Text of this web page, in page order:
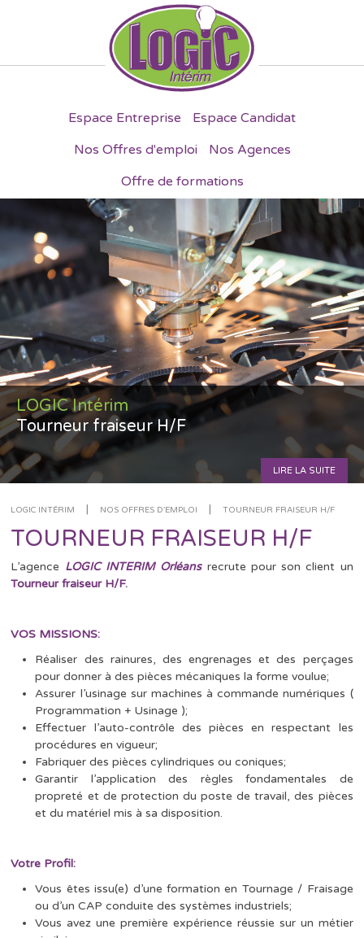
Espace Entreprise
Espace Candidat
Nos Offres d'emploi
Nos Agences
Offre de formations
LOGIC Intérim
Tourneur fraiseur H/F
LIRE LA SUITE
LOGIC INTÉRIM | NOS OFFRES D'EMPLOI | TOURNEUR FRAISEUR H/F
TOURNEUR FRAISEUR H/F
L’agence LOGIC INTERIM Orléans recrute pour son client un
Tourneur fraiseur H/F.
VOS MISSIONS:
Réaliser des rainures, des engrenages et des perçages
pour donner à des pièces mécaniques la forme voulue;
Assurer l’usinage sur machines à commande numériques (
Programmation + Usinage );
Effectuer l’auto-contrôle des pièces en respectant les
procédures en vigueur;
Fabriquer des pièces cylindriques ou coniques;
Garantir l’application des règles fondamentales de
propreté et de protection du poste de travail, des pièces
et du matériel mis à sa disposition.
Votre Profil:
Vous êtes issu(e) d’une formation en Tournage / Fraisage
ou d’un CAP conduite des systèmes industriels;
Vous avez une première expérience réussie sur un métier